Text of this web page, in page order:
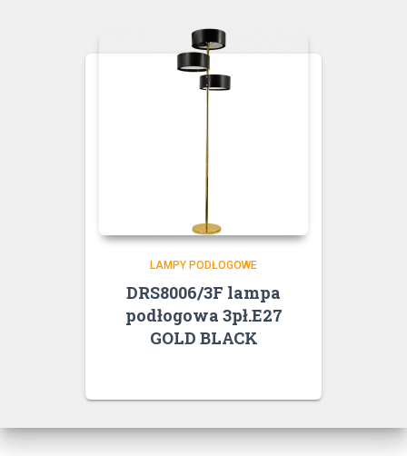
LAMPY PODŁOGOWE
DRS8006/3F lampa
podłogowa 3pł.E27
GOLD BLACK